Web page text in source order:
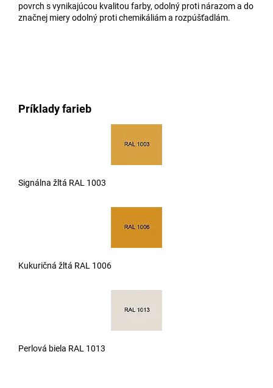
povrch s vynikajúcou kvalitou farby, odolný proti nárazom a do
značnej miery odolný proti chemikáliám a rozpúšťadlám.
Príklady farieb
Signálna žltá RAL 1003
Kukuričná žltá RAL 1006
Perlová biela RAL 1013